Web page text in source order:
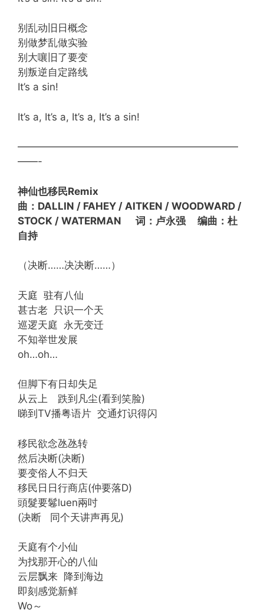
别乱动旧日概念
别做梦乱做实验
别大嚷旧了要变
别叛逆自定路线
It’s a sin!
It’s a, It’s a, It’s a, It’s a sin!
——————————————————————
——-
神仙也移民Remix
曲：DALLIN / FAHEY / AITKEN / WOODWARD /
STOCK / WATERMAN 词：卢永强 编曲：杜
自持
（决断……决决断……）
天庭 驻有八仙
甚古老 只识一个天
巡逻天庭 永无变迁
不知举世发展
oh…oh…
但脚下有日却失足
从云上 跌到凡尘(看到笑脸)
睇到TV播粤语片 交通灯识得闪
移民欲念氹氹转
然后决断(决断)
要变俗人不归天
移民日日行商店(仲要落D)
頭髮要鬈luen兩吋
(决断 同个天讲声再见)
天庭有个小仙
为找那开心的八仙
云层飘来 降到海边
即刻感觉新鲜
Wo～